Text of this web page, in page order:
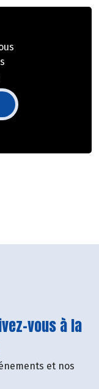
vous à la
et nos